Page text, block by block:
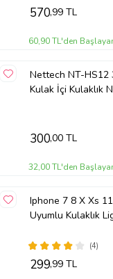
570,99 TL
60,90 TL'den
Nettech NT-HS12
Kulak İçi Kulaklık
300,00 TL
32,00 TL'den
Iphone 7 8 X Xs
Uyumlu Kulaklık
(Beyaz)
(4)
299,99 TL